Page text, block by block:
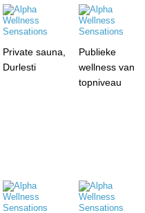
Private sauna,
Durlesti
Publieke
wellness van
topniveau